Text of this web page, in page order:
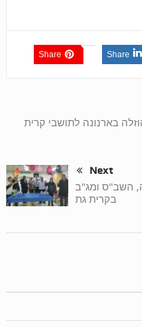
Share
Share
בארנונה לתושבי קרית
Next
השב"ס ומג"ב
בקרית גת